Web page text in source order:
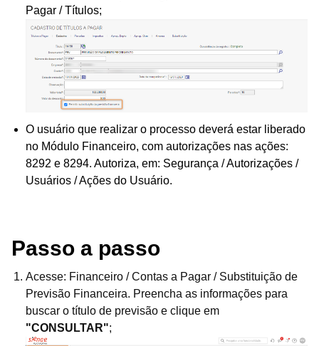
Pagar / Títulos;
O usuário que realizar o processo deverá estar liberado
no Módulo Financeiro, com autorizações nas ações:
8292 e 8294. Autoriza, em: Segurança / Autorizações /
Usuários / Ações do Usuário.
Passo a passo
Acesse: Financeiro / Contas a Pagar / Substituição de
Previsão Financeira. Preencha as informações para
buscar o título de previsão e clique em
"CONSULTAR";